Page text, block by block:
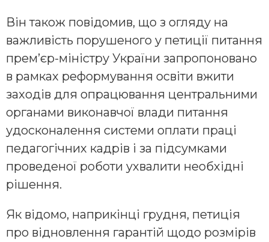
Він також повідомив, що з огляду на
важливість порушеного у петиції питання
прем’єр-міністру України запропоновано
в рамках реформування освіти вжити
заходів для опрацювання центральними
органами виконавчої влади питання
удосконалення системи оплати праці
педагогічних кадрів і за підсумками
проведеної роботи ухвалити необхідні
рішення.
Як відомо, наприкінці грудня, петиція
про відновлення гарантій щодо розмірів